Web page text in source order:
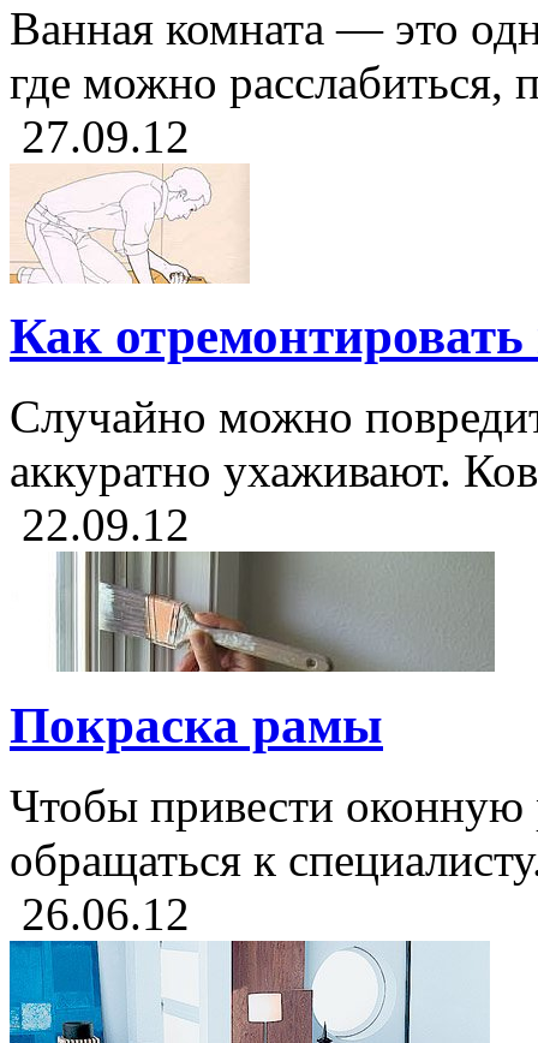
Ванная комната — это
где можно расслабиться,
27.09.12
Как отремонтировать
Случайно можно
аккуратно ухаживают.
22.09.12
Покраска рамы
Чтобы привести оконную
обращаться к
26.06.12